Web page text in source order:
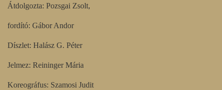
Átdolgozta: Pozsgai Zsolt,
fordító: Gábor Andor
Díszlet: Halász G. Péter
Jelmez: Reininger Mária
Koreográfus: Szamosi Judit